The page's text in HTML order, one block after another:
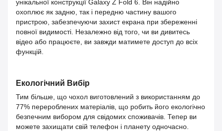
унікальної конструкції Galaxy Z Fold 6. Він надійно
охоплює як задню, так і передню частину вашого
пристрою, забезпечуючи захист екрана при збереженні
повної видимості. Незалежно від того, чи ви дивитесь
відео або працюєте, ви завжди матимете доступ до всіх
функцій.
Екологічний Вибір
Тим більше, що чохол виготовлений з використанням до
77% перероблених матеріалів, що робить його екологічно
безпечним вибором для свідомих споживачів. Тепер ви
можете захищати свій телефон і планету одночасно.